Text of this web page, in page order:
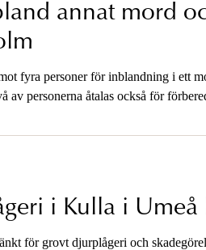
annat mord
fyra personer för inblandning i ett
av personerna åtalas också för
i Kulla i Umeå
för grovt djurplågeri och